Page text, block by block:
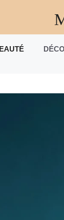
DÉCO